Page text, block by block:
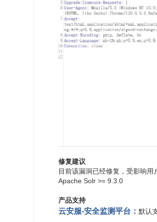
修复建议
目前该漏洞已经修复，受影响用
Apache Solr >= 9.3.0
产品支持
云安服-安全监测平台： 默认